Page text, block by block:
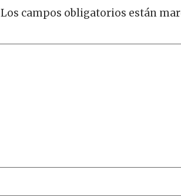
Los campos obligatorios están